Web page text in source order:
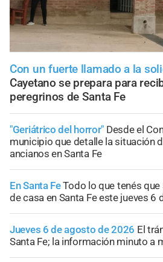
Con un fuerte llamado a la
Cayetano se prepara para
peregrinos de Santa Fe
"Geriátrico del horror" Desde el
municipio que detalle la situación
ancianos en Santa Fe
En Santa FeTodo lo que tenés
de casa en Santa Fe este jueves 6
Jueves 6 de agosto de 2026 El
Santa Fe; la información minuto a